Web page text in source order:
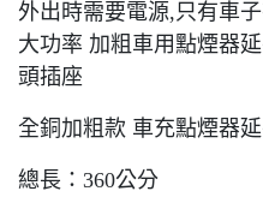
外出時需要電源,只有車
大功率 加粗車用點煙器
頭插座
全銅加粗款 車充點煙器
總長：360公分